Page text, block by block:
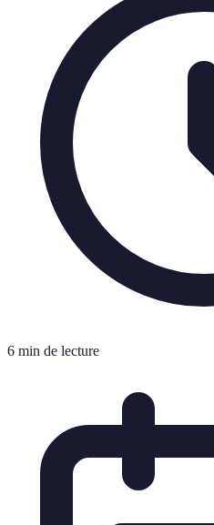
6 min de lecture